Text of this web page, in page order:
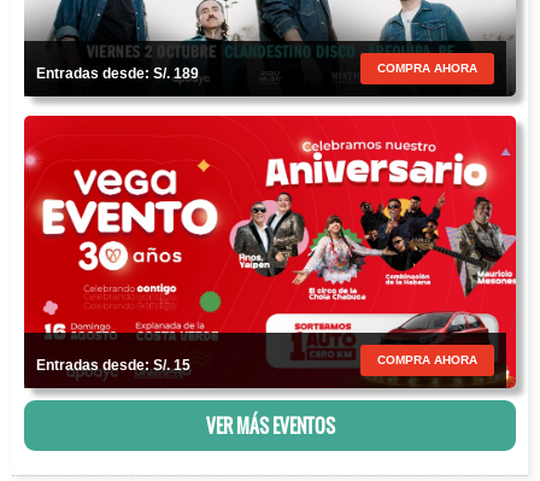
Entradas desde: S/. 189 COMPRA AHORA
Entradas desde: S/. 15 COMPRA AHORA
VER MÁS EVENTOS